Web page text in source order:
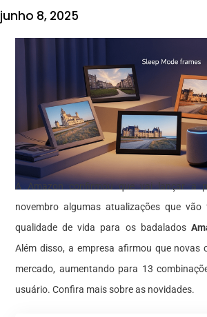
junho 8, 2025
A Amazon confirmou que vai lançar a
novembro algumas atualizações que vão
qualidade de vida para os badalados
Além disso, a empresa afirmou que novas
mercado, aumentando para 13
usuário. Confira mais sobre as novidades.